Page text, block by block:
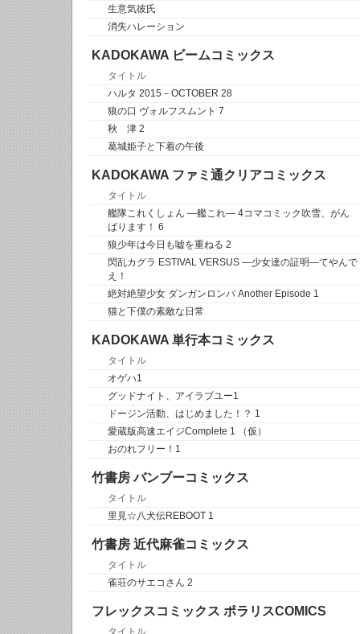
生意気彼氏
消失ハレーション
KADOKAWA ビームコミックス
タイトル
ハルタ 2015－OCTOBER 28
狼の口 ヴォルフスムント 7
秋 津 2
葛城姫子と下着の午後
KADOKAWA ファミ通クリアコミックス
タイトル
艦隊これくしょん ―艦これ― 4コマコミック吹雪、がん
ばります！ 6
狼少年は今日も嘘を重ねる 2
閃乱カグラ ESTIVAL VERSUS ―少女達の証明―てやんで
え！
絶対絶望少女 ダンガンロンパ Another Episode 1
猫と下僕の素敵な日常
KADOKAWA 単行本コミックス
タイトル
オゲハ1
グッドナイト、アイラブユー1
ドージン活動、はじめました！？ 1
愛蔵版高速エイジComplete 1 （仮）
おのれフリー！1
竹書房 バンブーコミックス
タイトル
里見☆八犬伝REBOOT 1
竹書房 近代麻雀コミックス
タイトル
雀荘のサエコさん 2
フレックスコミックス ポラリスCOMICS
タイトル